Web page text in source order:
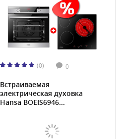
(0) 0
Встраиваемая
электрическая духовка
Hansa BOEIS6946...